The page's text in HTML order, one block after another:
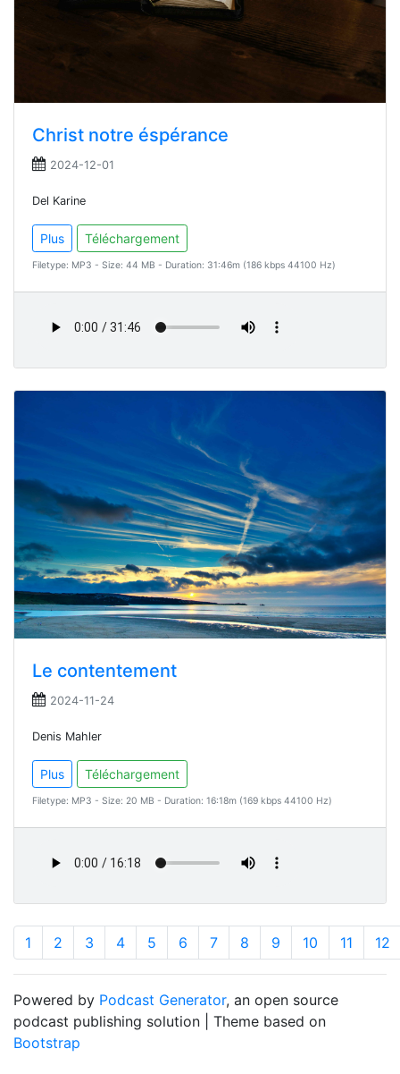
Christ notre éspérance
2024-12-01
Del Karine
Plus Téléchargement
Filetype: MP3 - Size: 44 MB - Duration: 31:46m (186 kbps 44100 Hz)
Le contentement
2024-11-24
Denis Mahler
Plus Téléchargement
Filetype: MP3 - Size: 20 MB - Duration: 16:18m (169 kbps 44100 Hz)
1 2 3 4 5 6 7 8 9 10 11 12
Powered by Podcast Generator, an open source
podcast publishing solution | Theme based on
Bootstrap